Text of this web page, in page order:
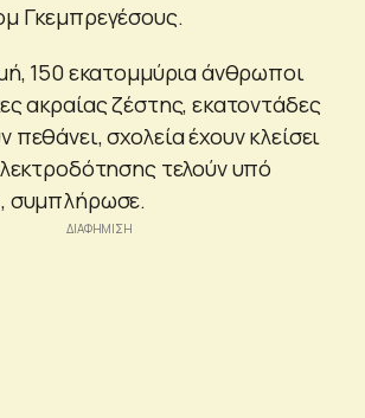
Γκεμπρεγέσους.
150 εκατομμύρια άνθρωποι
ακραίας ζέστης, εκατοντάδες
σχολεία έχουν κλείσει
τελούν υπό
συμπλήρωσε.